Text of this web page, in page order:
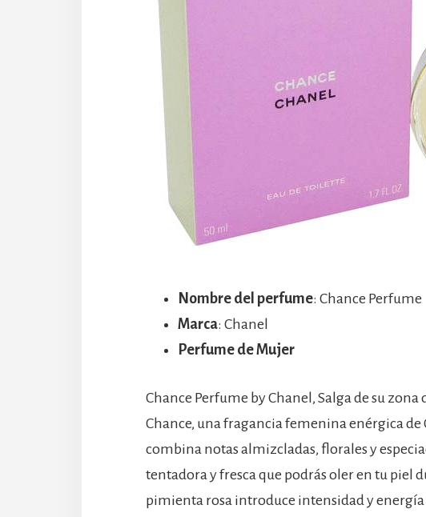
Nombre del perfume: Chance Perfume
Marca: Chanel
Perfume de Mujer
Chance Perfume by Chanel, Salga de su
Chance, una fragancia femenina enérgica
combina notas almizcladas, florales y
tentadora y fresca que podrás oler en tu piel
pimienta rosa introduce intensidad y